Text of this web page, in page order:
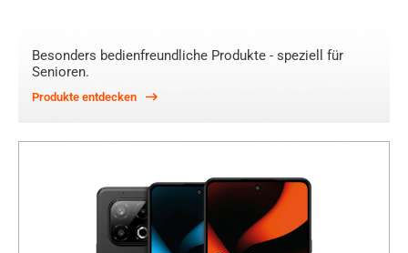
Besonders bedienfreundliche Produkte - speziell für
Senioren.
Produkte entdecken